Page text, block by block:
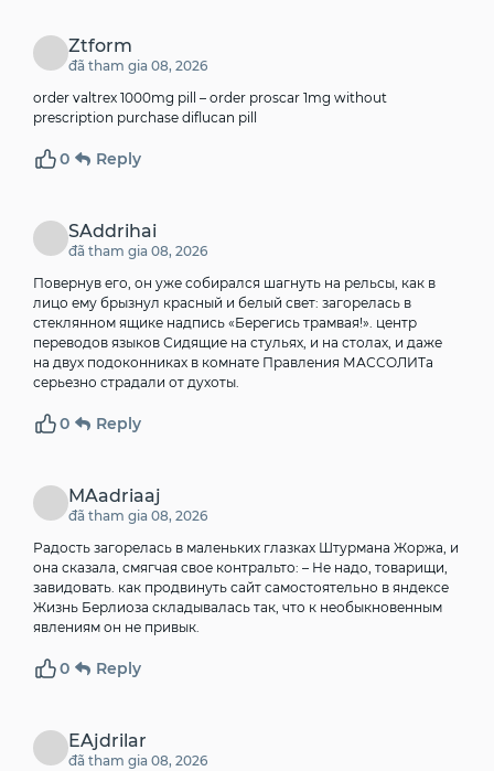
Ztform
đã tham gia 08, 2026
order valtrex 1000mg pill – order proscar 1mg without
prescription purchase diflucan pill
0 Reply
SAddrihai
đã tham gia 08, 2026
Повернув его, он уже собирался шагнуть на рельсы, как в
лицо ему брызнул красный и белый свет: загорелась в
стеклянном ящике надпись «Берегись трамвая!». центр
переводов языков Сидящие на стульях, и на столах, и даже
на двух подоконниках в комнате Правления МАССОЛИТа
серьезно страдали от духоты.
0 Reply
MAadriaaj
đã tham gia 08, 2026
Радость загорелась в маленьких глазках Штурмана Жоржа, и
она сказала, смягчая свое контральто: – Не надо, товарищи,
завидовать. как продвинуть сайт самостоятельно в яндексе
Жизнь Берлиоза складывалась так, что к необыкновенным
явлениям он не привык.
0 Reply
EAjdrilar
đã tham gia 08, 2026